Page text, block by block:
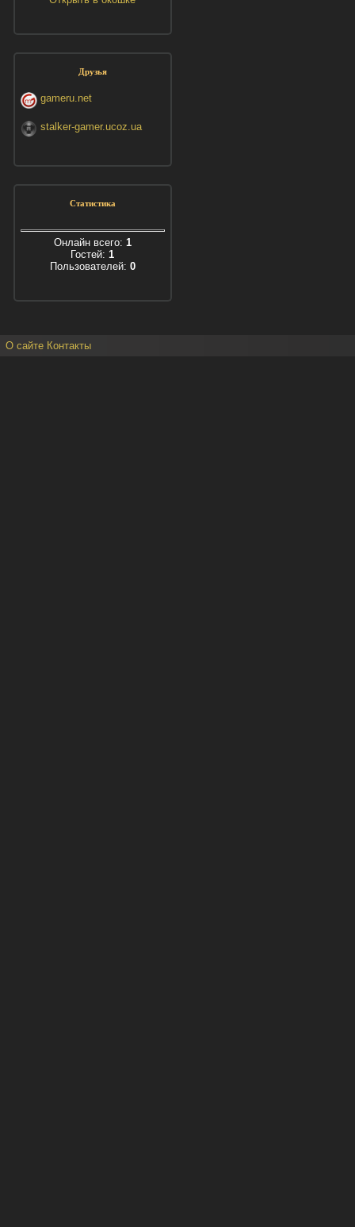
Друзья
gameru.net
stalker-gamer.ucoz.ua
Статистика
Онлайн всего: 1
Гостей: 1
Пользователей: 0
О сайте Контакты